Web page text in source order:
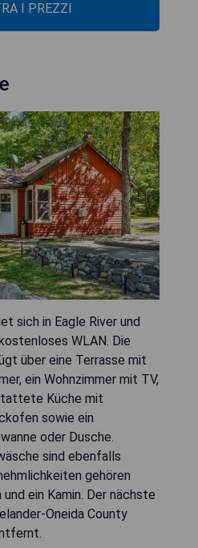
I PREZZI
sich in Eagle River und
WLAN. Die
über eine Terrasse mit
ein Wohnzimmer mit TV,
Küche mit
sowie ein
oder Dusche.
sind ebenfalls
gehören
ein Kamin. Der nächste
Oneida County